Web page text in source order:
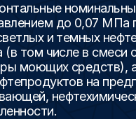
до 0,07 МПа
и темных
(в том числе в
моющих средств),
на